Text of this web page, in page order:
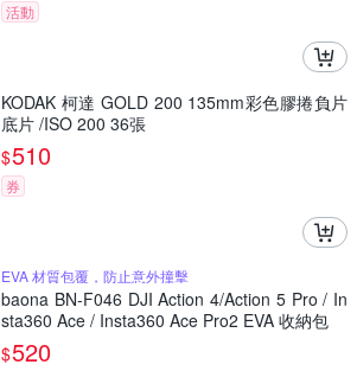
活動
KODAK 柯達 GOLD 200 135mm彩色膠捲負片
底片 /ISO 200 36張
$510
券
EVA 材質包覆，防止意外撞擊
baona BN-F046 DJI Action 4/Action 5 Pro / In
sta360 Ace / Insta360 Ace Pro2 EVA 收納包
$520